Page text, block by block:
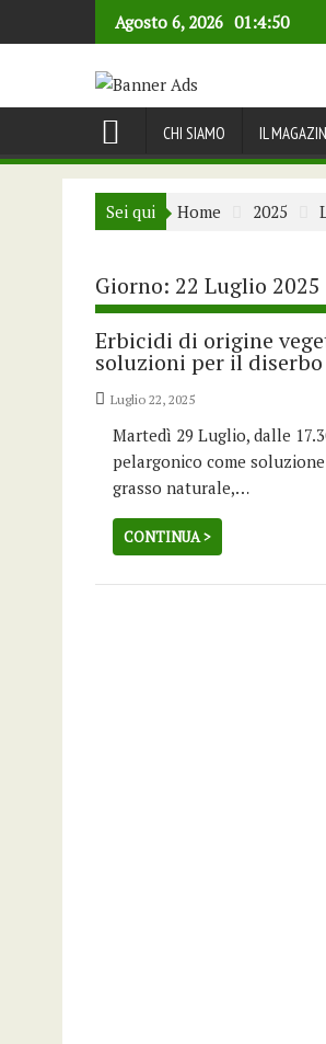
to
Agosto 6, 2026 01:4:51
CHI SIAMO IL
Sei qui Home 2025
Giorno: 22 Luglio 2025
Erbicidi di origine
soluzioni per il
Luglio 22, 2025
Martedì 29 Luglio, dalle
pelargonico come
grasso naturale,…
CONTINUA >